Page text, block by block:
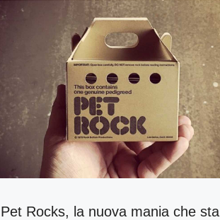
Pet Rocks, la nuova mania che sta